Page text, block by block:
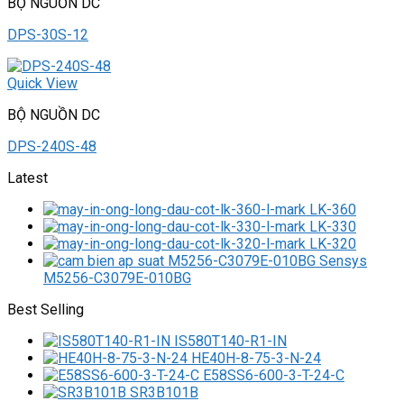
DPS-30S-12
Quick View
BỘ NGUỒN DC
DPS-240S-48
Latest
LK-360
LK-330
LK-320
M5256-C3079E-010BG
Best Selling
IS580T140-R1-IN
HE40H-8-75-3-N-24
E58SS6-600-3-T-24-C
SR3B101B